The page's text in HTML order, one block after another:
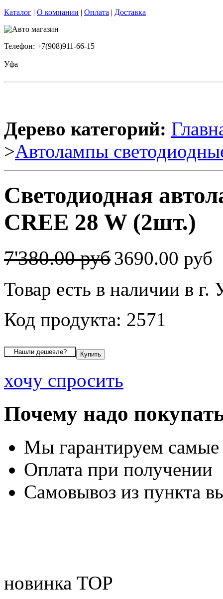
Каталог | О компании | Оплата | Доставка
Телефон: +7(908)911-66-15
Уфа
Дерево категорий:
>Автолампы
Светодиодная
CREE 28 W (2шт.)
7'380.00 руб3690.00 руб
Товар есть в наличии в г.
Код продукта: 2571
хочу спросить
Почему надо
Мы гарантируем
Оплата при получении
Самовывоз из пункта
новинка TOP